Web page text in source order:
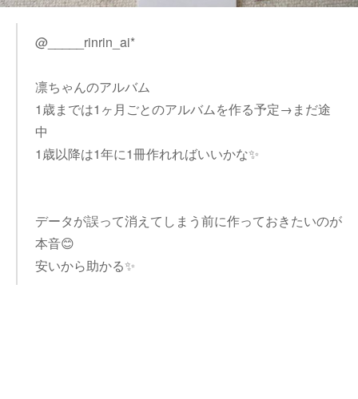
@_____rinrin_ai*
凛ちゃんのアルバム
1歳までは1ヶ月ごとのアルバムを作る予定→まだ途
中
1歳以降は1年に1冊作れればいいかな✨
データが誤って消えてしまう前に作っておきたいのが
本音😊
安いから助かる✨